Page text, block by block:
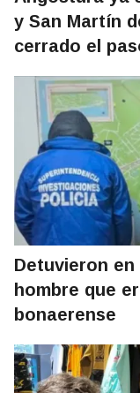
y San Martín
cerrado el
Detuvieron
hombre que
bonaerense